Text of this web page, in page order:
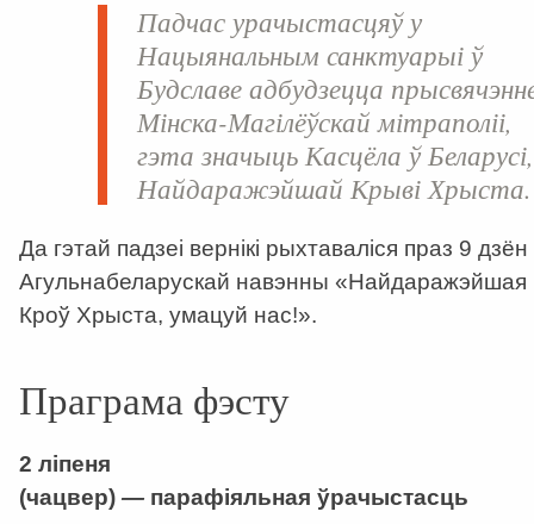
Падчас урачыстасцяў у
Нацыянальным санктуарыі ў
Будславе адбудзецца
Мінска-Магілёўскай мітраполіі,
гэта значыць Касцёла ў Беларусі,
Найдаражэйшай Крыві Хрыста.
Да гэтай падзеі вернікі рыхтаваліся праз 9 дзён
Агульнабеларускай навэнны «Найдаражэйшая
Кроў Хрыста, умацуй нас!».
Праграма фэсту
2 ліпеня
(чацвер) — парафіяльная ўрачыстасць